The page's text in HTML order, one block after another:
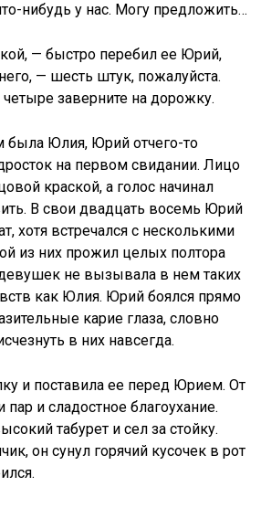
нибудь у нас. Могу предложить…
— быстро перебил ее Юрий,
— шесть штук, пожалуйста.
заверните на дорожку.
была Юлия, Юрий отчего-то
на первом свидании. Лицо
краской, а голос начинал
В свои двадцать восемь Юрий
хотя встречался с несколькими
из них прожил целых полтора
не вызывала в нем таких
как Юлия. Юрий боялся прямо
карие глаза, словно
в них навсегда.
и поставила ее перед Юрием. От
и сладостное благоухание.
табурет и сел за стойку.
он сунул горячий кусочек в рот